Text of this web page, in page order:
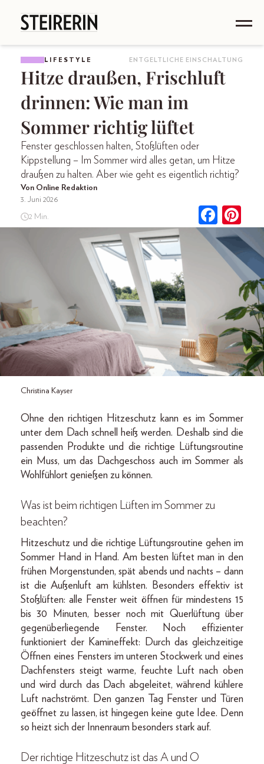
LIFESTYLE ENTGELTLICHE EINSCHALTUNG
Hitze draußen, Frischluft
drinnen: Wie man im
Sommer richtig lüftet
Fenster geschlossen halten, Stoßlüften oder
Kippstellung – Im Sommer wird alles getan, um Hitze
draußen zu halten. Aber wie geht es eigentlich richtig?
Von Online Redaktion
3. Juni 2026
2 Min.
Christina Kayser
Ohne den richtigen Hitzeschutz kann es im Sommer
unter dem Dach schnell heiß werden. Deshalb sind die
passenden Produkte und die richtige Lüftungsroutine
ein Muss, um das Dachgeschoss auch im Sommer als
Wohlfühlort genießen zu können.
Was ist beim richtigen Lüften im Sommer zu
beachten?
Hitzeschutz und die richtige Lüftungsroutine gehen im
Sommer Hand in Hand. Am besten lüftet man in den
frühen Morgenstunden, spät abends und nachts – dann
ist die Außenluft am kühlsten. Besonders effektiv ist
Stoßlüften: alle Fenster weit öffnen für mindestens 15
bis 30 Minuten, besser noch mit Querlüftung über
gegenüberliegende Fenster. Noch effizienter
funktioniert der Kamineffekt: Durch das gleichzeitige
Öffnen eines Fensters im unteren Stockwerk und eines
Dachfensters steigt warme, feuchte Luft nach oben
und wird durch das Dach abgeleitet, während kühlere
Luft nachströmt. Den ganzen Tag Fenster und Türen
geöffnet zu lassen, ist hingegen keine gute Idee. Denn
so heizt sich der Innenraum besonders stark auf.
Der richtige Hitzeschutz ist das A und O